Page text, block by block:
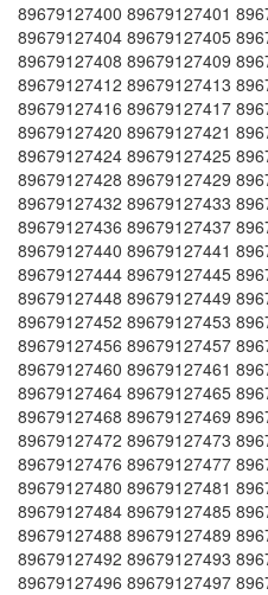
89679127400 89679127401
89679127404 89679127405
89679127408 89679127409
89679127412 89679127413
89679127416 89679127417
89679127420 89679127421
89679127424 89679127425
89679127428 89679127429
89679127432 89679127433
89679127436 89679127437
89679127440 89679127441
89679127444 89679127445
89679127448 89679127449
89679127452 89679127453
89679127456 89679127457
89679127460 89679127461
89679127464 89679127465
89679127468 89679127469
89679127472 89679127473
89679127476 89679127477
89679127480 89679127481
89679127484 89679127485
89679127488 89679127489
89679127492 89679127493
89679127496 89679127497